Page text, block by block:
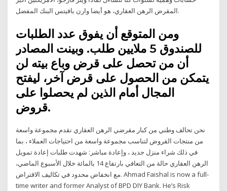
المقرض الرهن العقاري، هو أيضا وارن بافيتس البنك المفضل.
ومن المتوقع أن يفوق عدد الطلبات
للصندوق 5 ملايين طلب. وبينت المصادر
أن من تحصل على قرض وباع بيته لن
يتمكن من الحصول على قرض آخر، ليفتح
المجال أمام الذين لم يحصلوا على
قروض.
نحن تحالف وطني من كبار مقرضي الرهن العقاري نقدم مجموعة واسعة
من منتجات القروض لتناسب مجموعة واسعة من احتياجات العملاء ، بما
في ذلك شراء منزل جديد ، وإعادة مباشر: شهدت طلبات إعادة تمويل
الرهن العقاري حالة من التعافي بارتفاع 14 بالمائة خلال الأسبوع الماضي،
مع انخفاض محدود في تكاليف الاقتراض. Ahmad Faishal is now a full-
time writer and former Analyst of BPD DIY Bank. He’s Risk